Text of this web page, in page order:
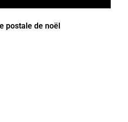
postale de noël